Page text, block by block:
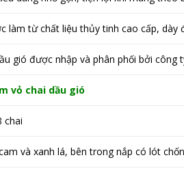
làm từ chất liệu thủy tinh cao cấp,
gió được nhập và phân phối bởi
vỏ chai dầu gió
chai
và xanh lá, bên trong nắp có lót